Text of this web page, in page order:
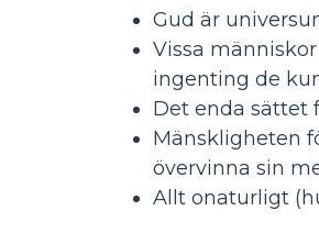
Gud är
Vissa
ingenting de
Det enda sättet
Mänskligheten
övervinna sin
Allt onaturligt